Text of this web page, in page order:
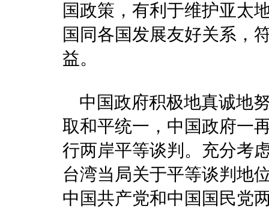
国政策，有利于维护亚太
国同各国发展友好关系，
益。
中国政府积极地真诚地
取和平统一，中国政府一
行两岸平等谈判。充分考
台湾当局关于平等谈判地
中国共产党和中国国民党